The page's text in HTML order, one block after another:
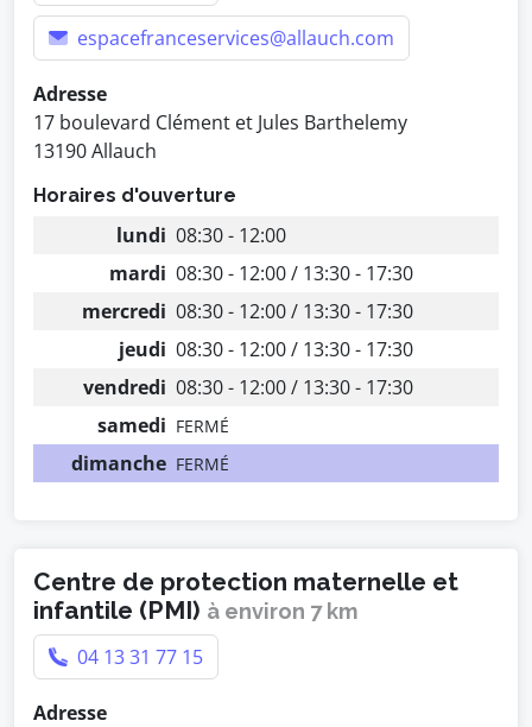
espacefranceservices@allauch.com
Adresse
17 boulevard Clément et Jules Barthelemy
13190 Allauch
Horaires d'ouverture
lundi 08:30 - 12:00
mardi 08:30 - 12:00 / 13:30 - 17:30
mercredi 08:30 - 12:00 / 13:30 - 17:30
jeudi 08:30 - 12:00 / 13:30 - 17:30
vendredi 08:30 - 12:00 / 13:30 - 17:30
samedi FERMÉ
dimanche FERMÉ
Centre de protection maternelle et
infantile (PMI) à environ 7 km
04 13 31 77 15
Adresse